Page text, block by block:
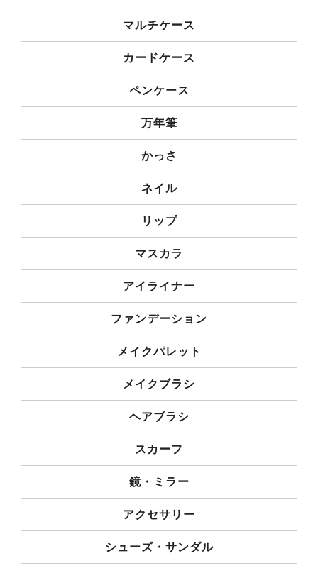
マルチケース
カードケース
ペンケース
万年筆
かっさ
ネイル
リップ
マスカラ
アイライナー
ファンデーション
メイクパレット
メイクブラシ
ヘアブラシ
スカーフ
鏡・ミラー
アクセサリー
シューズ・サンダル